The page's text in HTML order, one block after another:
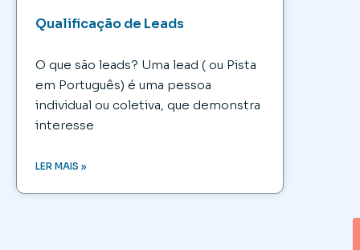
Qualificação de Leads
O que são leads? Uma lead ( ou Pista
em Português) é uma pessoa
individual ou coletiva, que demonstra
interesse
LER MAIS »